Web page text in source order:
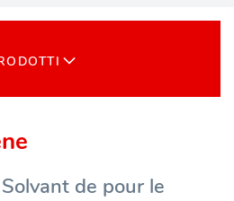
de pour le